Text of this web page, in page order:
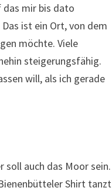
mir bis dato
ist ein Ort, von dem
möchte. Viele
steigerungsfähig.
will, als ich gerade
soll auch das Moor sein.
Shirt tanzt